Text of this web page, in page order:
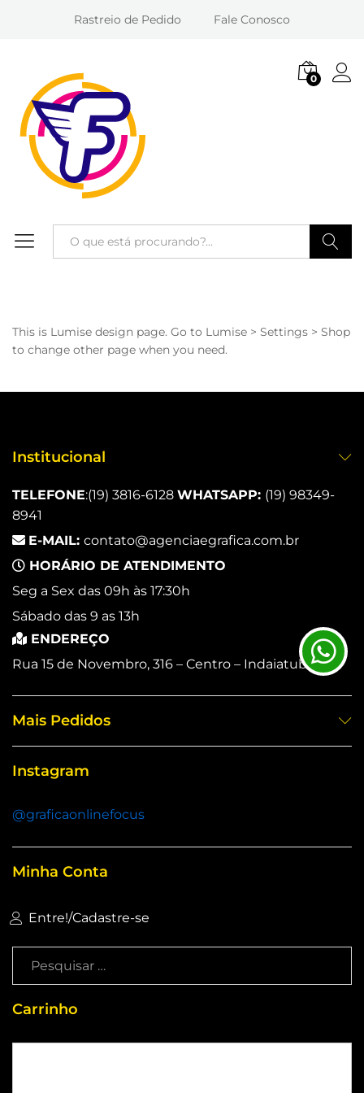
Rastreio de Pedido Fale Conosco
0
This is Lumise design page. Go to Lumise > Settings > Shop
to change other page when you need.
Institucional
TELEFONE:(19) 3816-6128 WHATSAPP: (19) 98349-
8941
E-MAIL: contato@agenciaegrafica.com.br
HORÁRIO DE ATENDIMENTO
Seg a Sex das 09h às 17:30h
Sábado das 9 as 13h
ENDEREÇO
Rua 15 de Novembro, 316 – Centro – Indaiatuba/SP.
Mais Pedidos
Instagram
@graficaonlinefocus
Minha Conta
Entre!/Cadastre-se
Carrinho